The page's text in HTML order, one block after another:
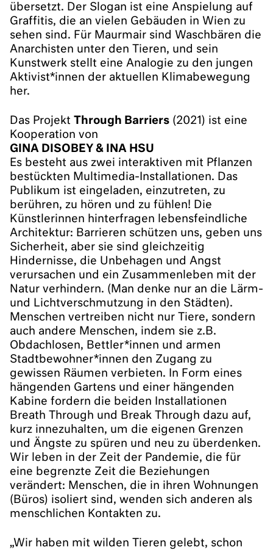
übersetzt. Der Slogan ist eine Anspielung auf
Graffitis, die an vielen Gebäuden in Wien zu
sehen sind. Für Maurmair sind Waschbären die
Anarchisten unter den Tieren, und sein
Kunstwerk stellt eine Analogie zu den jungen
Aktivist*innen der aktuellen Klimabewegung
her.
Das Projekt Through Barriers(2021) ist eine
Kooperation von
GINA DISOBEY & INA HSU
Es besteht aus zwei interaktiven mit Pflanzen
bestückten Multimedia-Installationen. Das
Publikum ist eingeladen, einzutreten, zu
berühren, zu hören und zu fühlen! Die
Künstlerinnen hinterfragen lebensfeindliche
Architektur: Barrieren schützen uns, geben uns
Sicherheit, aber sie sind gleichzeitig
Hindernisse, die Unbehagen und Angst
verursachen und ein Zusammenleben mit der
Natur verhindern. (Man denke nur an die Lärm-
und Lichtverschmutzung in den Städten).
Menschen vertreiben nicht nur Tiere, sondern
auch andere Menschen, indem sie z.B.
Obdachlosen, Bettler*innen und armen
Stadtbewohner*innen den Zugang zu
gewissen Räumen verbieten. In Form eines
hängenden Gartens und einer hängenden
Kabine fordern die beiden Installationen
Breath Through und Break Through dazu auf,
kurz innezuhalten, um die eigenen Grenzen
und Ängste zu spüren und neu zu überdenken.
Wir leben in der Zeit der Pandemie, die für
eine begrenzte Zeit die Beziehungen
verändert: Menschen, die in ihren Wohnungen
(Büros) isoliert sind, wenden sich anderen als
menschlichen Kontakten zu.
„Wir haben mit wilden Tieren gelebt, schon